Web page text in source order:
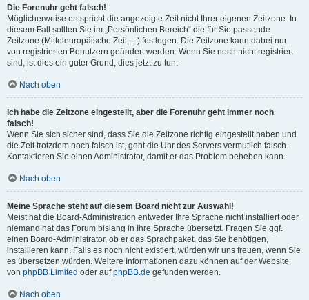
Die Forenuhr geht falsch!
Möglicherweise entspricht die angezeigte Zeit nicht Ihrer eigenen Zeitzone. In
diesem Fall sollten Sie im „Persönlichen Bereich“ die für Sie passende
Zeitzone (Mitteleuropäische Zeit, ...) festlegen. Die Zeitzone kann dabei nur
von registrierten Benutzern geändert werden. Wenn Sie noch nicht registriert
sind, ist dies ein guter Grund, dies jetzt zu tun.
Nach oben
Ich habe die Zeitzone eingestellt, aber die Forenuhr geht immer noch
falsch!
Wenn Sie sich sicher sind, dass Sie die Zeitzone richtig eingestellt haben und
die Zeit trotzdem noch falsch ist, geht die Uhr des Servers vermutlich falsch.
Kontaktieren Sie einen Administrator, damit er das Problem beheben kann.
Nach oben
Meine Sprache steht auf diesem Board nicht zur Auswahl!
Meist hat die Board-Administration entweder Ihre Sprache nicht installiert oder
niemand hat das Forum bislang in Ihre Sprache übersetzt. Fragen Sie ggf.
einen Board-Administrator, ob er das Sprachpaket, das Sie benötigen,
installieren kann. Falls es noch nicht existiert, würden wir uns freuen, wenn Sie
es übersetzen würden. Weitere Informationen dazu können auf der Website
von phpBB Limited oder aufphpBB.de gefunden werden.
Nach oben